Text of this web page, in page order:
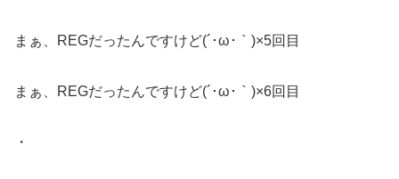
まぁ、REGだったんですけど(´･ω･｀)×5回目
まぁ、REGだったんですけど(´･ω･｀)×6回目
・